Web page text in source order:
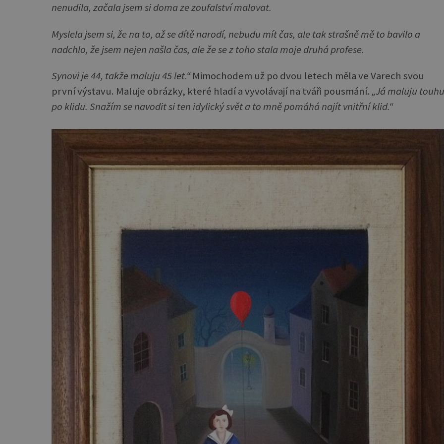
nenudila, začala jsem si doma ze zoufalství malovat.
Myslela jsem si, že na to, až se dítě narodí, nebudu mít čas, ale tak strašně mě to bavilo a
nadchlo, že jsem nejen našla čas, ale že se z toho stala moje druhá profese.
Synovi je 44, takže maluju 45 let.“Mimochodem už po dvou letech měla ve Varech svou
první výstavu. Maluje obrázky, které hladí a vyvolávají na tváři pousmání. „Já maluju touhu
po klidu. Snažím se navodit si ten idylický svět a to mně pomáhá najít vnitřní klid.“